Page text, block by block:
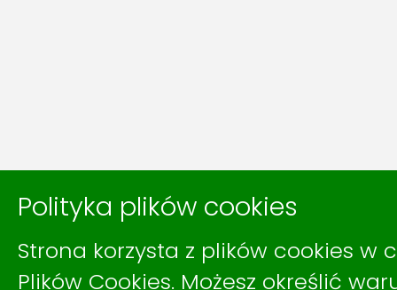
Polityka plików cookies
Strona korzysta z plików cookies w
Plików Cookies. Możesz określić